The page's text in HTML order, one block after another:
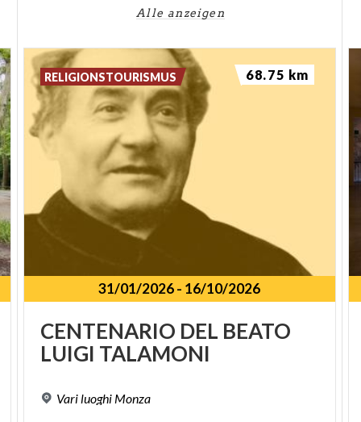
Alle anzeigen
31/01/2026- 16/10/2026
CENTENARIO DEL BEATO
LUIGI TALAMONI
Variluoghi Monza
RELIGIONSTOURISMUS 68.75 km